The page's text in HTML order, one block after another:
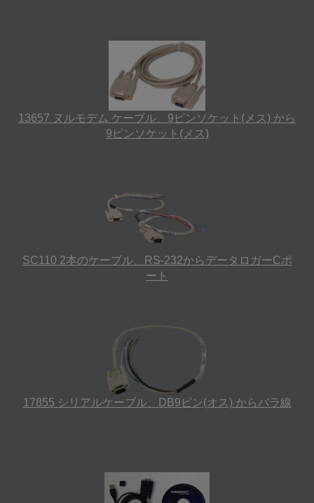
13657 ヌルモデム ケーブル、9ピンソケット(メス) から
9ピンソケット(メス)
SC110 2本のケーブル、RS-232からデータロガーCポ
ート
17855 シリアルケーブル、DB9ピン(オス) からバラ線